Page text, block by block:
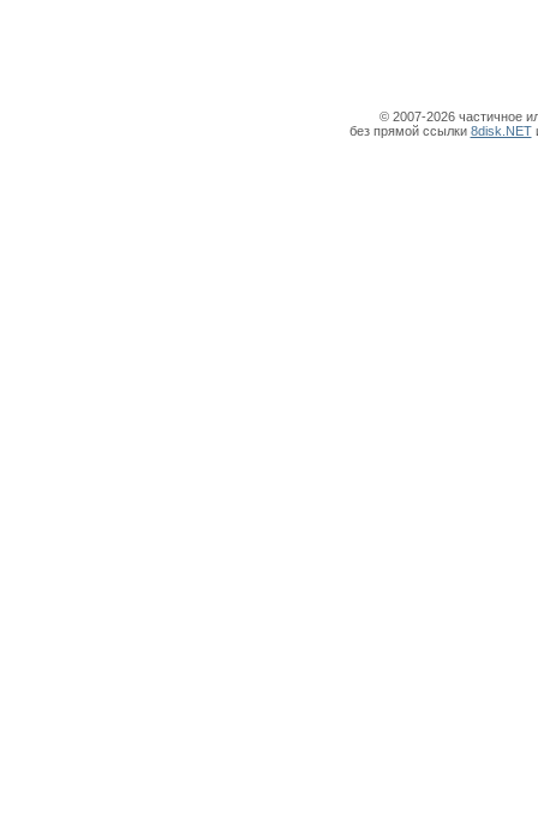
© 2007-2026 частичное
без прямой ссылки 8disk.NET